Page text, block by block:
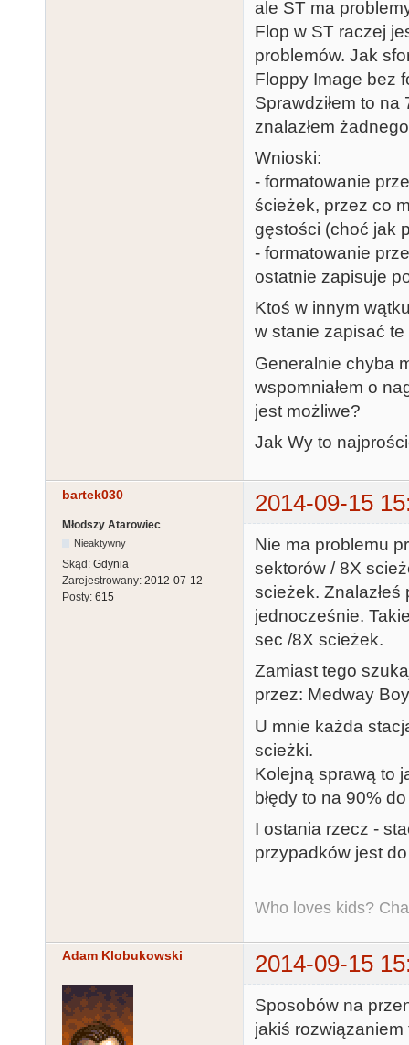
ale ST ma
Flop w ST raczej
problemów. Jak
Floppy Image bez
Sprawdziłem to
znalazłem
Wnioski:
- formatowanie
ścieżek, przez co
gęstości (choć jak
- formatowanie
ostatnie zapisuje
Ktoś w innym
w stanie zapisać
Generalnie chyba
wspomniałem o
jest możliwe?
Jak Wy to
bartek030 2014-09-15
Młodszy Atarowiec
Nieaktywny
Skąd: Gdynia
Zarejestrowany: 2012-07-12
Posty: 615
Nie ma problemu
sektorów / 8X
scieżek.
jednocześnie.
sec /8X scieżek.
Zamiast tego
przez: Medway
U mnie każda
scieżki.
Kolejną sprawą to
błędy to na 90%
I ostania rzecz -
przypadków jest
Who loves kids?
Adam Klobukowski 2014-09-15
Sposobów na
jakiś